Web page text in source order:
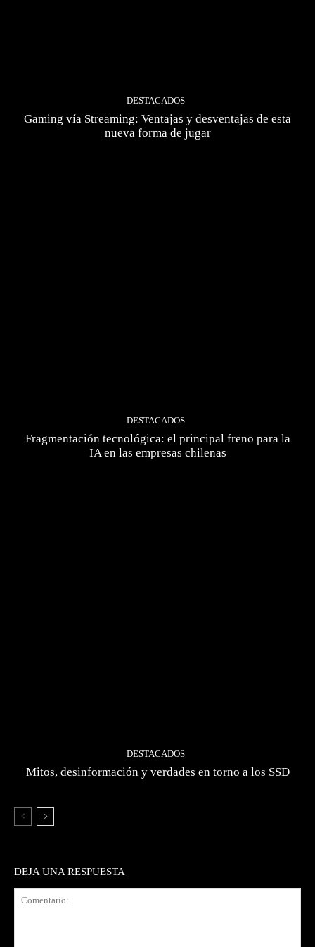
DESTACADOS
Gaming vía Streaming: Ventajas y desventajas de esta
nueva forma de jugar
DESTACADOS
Fragmentación tecnológica: el principal freno para la
IA en las empresas chilenas
DESTACADOS
Mitos, desinformación y verdades en torno a los SSD
DEJA UNA RESPUESTA